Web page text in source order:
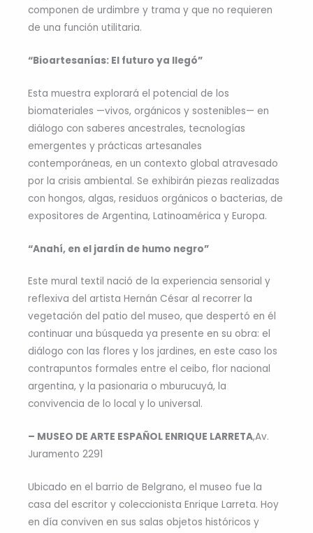
componen de urdimbre y trama y que no requieren
de una función utilitaria.
“Bioartesanías: El futuro ya llegó”
Esta muestra explorará el potencial de los
biomateriales —vivos, orgánicos y sostenibles— en
diálogo con saberes ancestrales, tecnologías
emergentes y prácticas artesanales
contemporáneas, en un contexto global atravesado
por la crisis ambiental. Se exhibirán piezas realizadas
con hongos, algas, residuos orgánicos o bacterias, de
expositores de Argentina, Latinoamérica y Europa.
“Anahí, en el jardín de humo negro”
Este mural textil nació de la experiencia sensorial y
reflexiva del artista Hernán César al recorrer la
vegetación del patio del museo, que despertó en él
continuar una búsqueda ya presente en su obra: el
diálogo con las flores y los jardines, en este caso los
contrapuntos formales entre el ceibo, flor nacional
argentina, y la pasionaria o mburucuyá, la
convivencia de lo local y lo universal.
– MUSEO DE ARTE ESPAÑOL ENRIQUE LARRETA,Av.
Juramento 2291
Ubicado en el barrio de Belgrano, el museo fue la
casa del escritor y coleccionista Enrique Larreta. Hoy
en día conviven en sus salas objetos históricos y